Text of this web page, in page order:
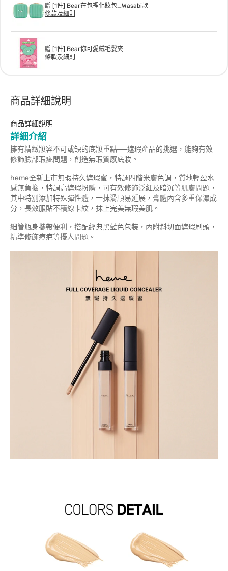
贈 [1件] Bear在包裡化妝包_Wasabi款
條款及細則
贈 [1件] Bear你可愛絨毛髮夾
條款及細則
商品詳細說明
商品詳細說明
詳細介紹
擁有精緻妝容不可或缺的底妝重點──遮瑕產品的挑選，能夠有效
修飾臉部瑕疵問題，創造無瑕質感底妝。
heme全新上市無瑕持久遮瑕蜜，特調四階米膚色調，質地輕盈水
感無負擔，特調高遮瑕粉體，可有效修飾泛紅及暗沉等肌膚問題，
其中特別添加特殊彈性體，一抹滑順易延展，膏體內含多重保濕成
分，長效服貼不積線卡紋，抹上完美無瑕美肌。
細管瓶身攜帶便利，搭配經典黑藍色包裝，內附斜切面遮瑕刷頭，
精準修飾痘疤等擾人問題。